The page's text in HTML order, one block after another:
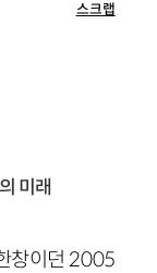
스크랩
미래
창이던 2005